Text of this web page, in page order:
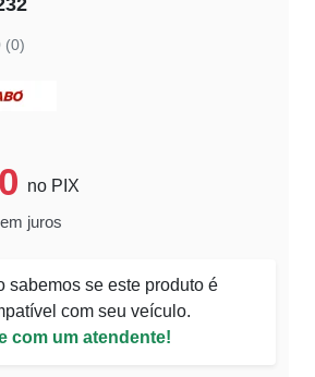
(0)
no PIX
juros
sabemos se este produto é
com seu veículo.
com um atendente!